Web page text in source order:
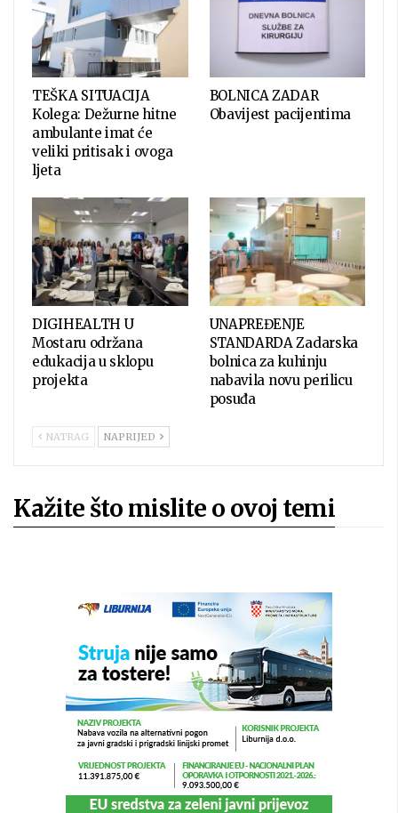
TEŠKA SITUACIJA
Kolega: Dežurne hitne
ambulante imat će
veliki pritisak i ovoga
ljeta
BOLNICA ZADAR
Obavijest pacijentima
DIGIHEALTH U
Mostaru održana
edukacija u sklopu
projekta
UNAPREĐENJE
STANDARDA Zadarska
bolnica za kuhinju
nabavila novu perilicu
posuđa
NATRAG NAPRIJED
Kažite što mislite o ovoj temi